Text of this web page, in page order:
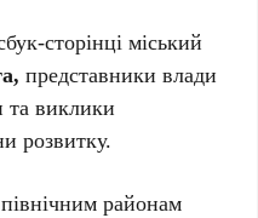
сторінці міський
представники влади
та виклики
розвитку.
районам